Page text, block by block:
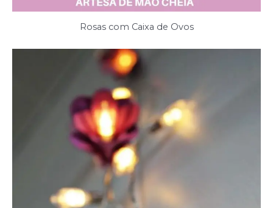
Rosas com Caixa de Ovos